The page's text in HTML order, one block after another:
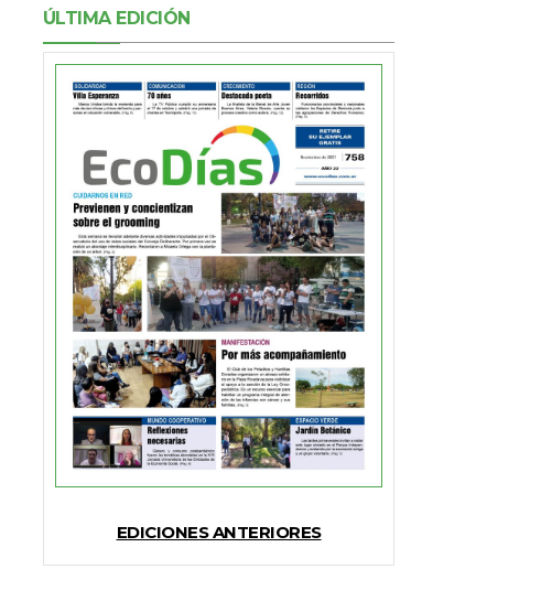
ÚLTIMA EDICIÓN
EDICIONES ANTERIORES